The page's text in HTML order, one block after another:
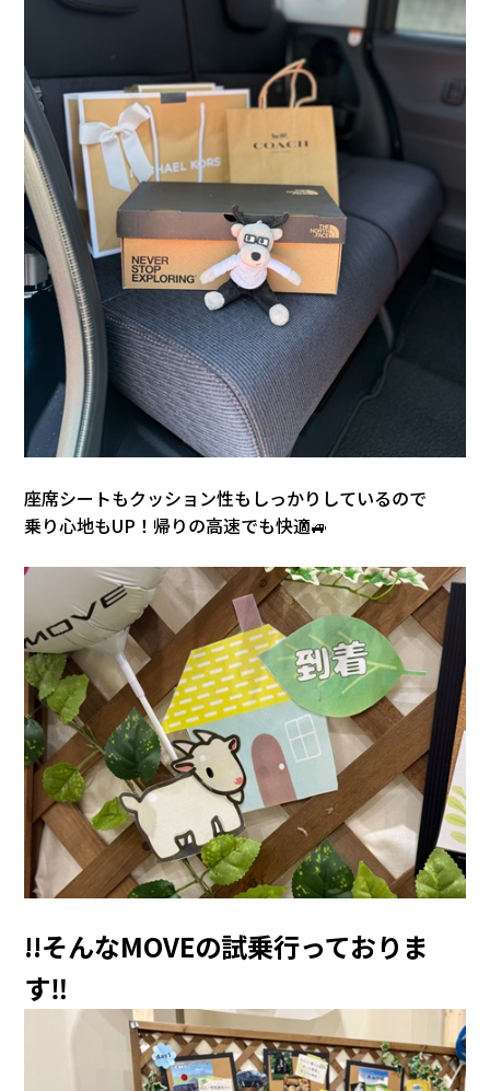
座席シートもクッション性もしっかりしているので
乗り心地もUP！帰りの高速でも快適🚙
!!そんなMOVEの試乗行っておりま
す‼